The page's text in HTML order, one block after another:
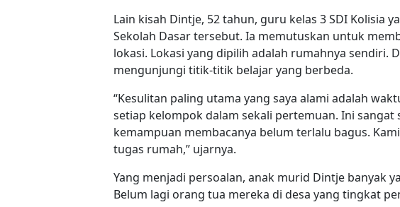
Lain kisah Dintje, 52 tahun, guru kelas 3 SDI Kolisia
Sekolah Dasar tersebut. Ia memutuskan untuk
lokasi. Lokasi yang dipilih adalah rumahnya sendiri.
mengunjungi titik-titik belajar yang berbeda.
“Kesulitan paling utama yang saya alami adalah
setiap kelompok dalam sekali pertemuan. Ini sangat
kemampuan membacanya belum terlalu bagus.
tugas rumah,” ujarnya.
Yang menjadi persoalan, anak murid Dintje banyak
Belum lagi orang tua mereka di desa yang tingkat